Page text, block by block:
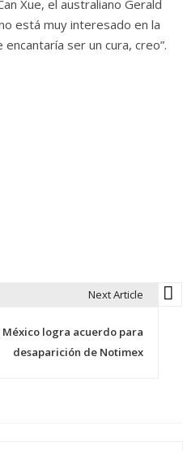
Xue, el australiano Gerald
está muy interesado en la
ser un cura, creo”.
Next Article
logra acuerdo para
desaparición de Notimex